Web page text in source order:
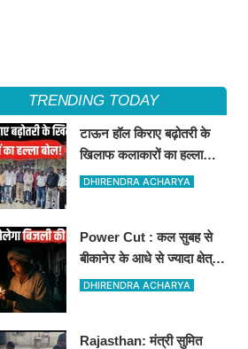
TRENDING TODAY
टाऊन हॉल किराए बढ़ोतरी के
खिलाफ कलाकारों का हल्ला
बोल!
DHIRENDRA ACHARYA
Power Cut : कल सुबह से
बीकानेर के आधे से ज्यादा क्षेत्रों
में 4 घंटों के लिए बिजली रहेगी
DHIRENDRA ACHARYA
Rajasthan: मंत्री सुमित